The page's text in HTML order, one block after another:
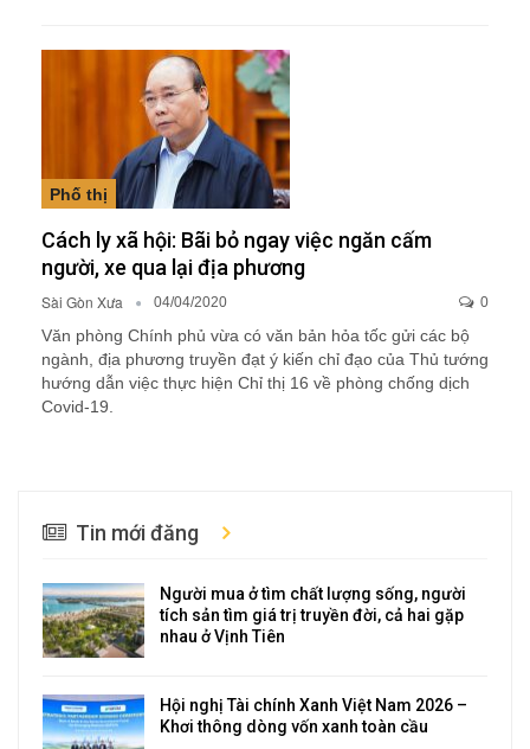
Phố thị
Cách ly xã hội: Bãi bỏ ngay việc ngăn cấm
người, xe qua lại địa phương
Sài Gòn Xưa 04/04/2020 0
Văn phòng Chính phủ vừa có văn bản hỏa tốc gửi các bộ
ngành, địa phương truyền đạt ý kiến chỉ đạo của Thủ tướng
hướng dẫn việc thực hiện Chỉ thị 16 về phòng chống dịch
Covid-19.
Tin mới đăng
Người mua ở tìm chất lượng sống, người
tích sản tìm giá trị truyền đời, cả hai gặp
nhau ở Vịnh Tiên
Hội nghị Tài chính Xanh Việt Nam 2026 –
Khơi thông dòng vốn xanh toàn cầu